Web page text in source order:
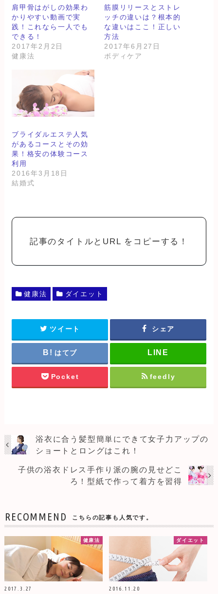
肩甲骨はがしの効果わ
かりやすい動画で実
践！これなら一人でも
できる！
2017年2月2日
健康法
筋膜リリースとストレ
ッチの違いは？根本的
な違いはここ！正しい
方法
2017年6月27日
ボディケア
ブライダルエステ人気
があるコースとその効
果！格安の体験コース
利用
2016年3月18日
結婚式
記事のタイトルとURL をコピーする！
健康法 ダイエット
ツイート シェア
はてブ
Pocket feedly
浴衣に合う髪型簡単にできて女子力アップの
ショートとロングはこれ！
子供の浴衣ドレス手作り派の腕の見せどこ
ろ！型紙で作って着方を習得
RECOMMEND こちらの記事も人気です。
健康法
2017.3.27
ダイエット
2016.11.20